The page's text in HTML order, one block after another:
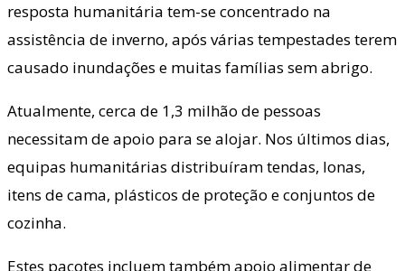
resposta humanitária tem-se concentrado na
assistência de inverno, após várias tempestades terem
causado inundações e muitas famílias sem abrigo.
Atualmente, cerca de 1,3 milhão de pessoas
necessitam de apoio para se alojar. Nos últimos dias,
equipas humanitárias distribuíram tendas, lonas,
itens de cama, plásticos de proteção e conjuntos de
cozinha.
Estes pacotes incluem também apoio alimentar de